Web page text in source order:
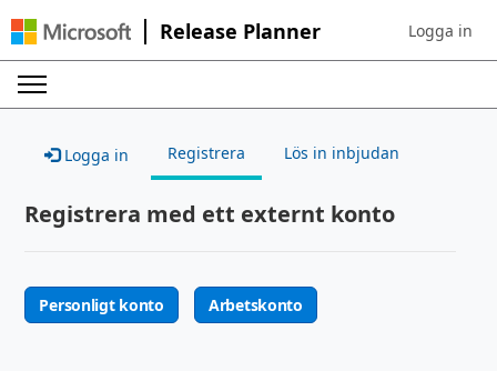
Release Planner Sign in to
Logga in
Logga in Registrera Lös in inbjudan
Registrera med ett externt konto
Personligt konto Arbetskonto